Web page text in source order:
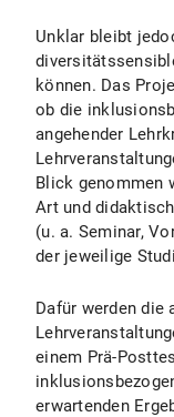
Unklar bleibt
können. Das
ob die
angehender
Blick genommen
Art und
(u. a. Seminar,
der jeweilige
Dafür werden die
einem Prä-
erwartenden